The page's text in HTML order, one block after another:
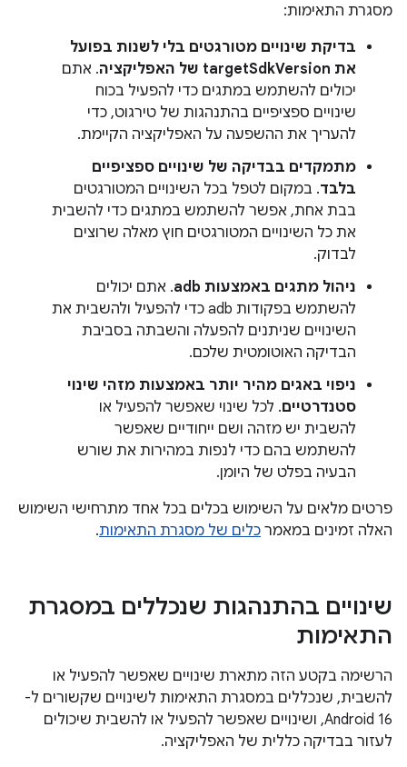
מסגרת התאימות:
בדיקת שינויים מטורגטים בלי לשנות בפועל
את targetSdkVersion של האפליקציה
. אתם
יכולים להשתמש במתגים כדי להפעיל בכוח
שינויים ספציפיים בהתנהגות של טירגוט, כדי
להעריך את ההשפעה על האפליקציה הקיימת.
מתמקדים בבדיקה של שינויים ספציפיים
בלבד. במקום לטפל בכל השינויים המטורגטים
בבת אחת, אפשר להשתמש במתגים כדי להשבית
את כל השינויים המטורגטים חוץ מאלה שרוצים
לבדוק.
ניהול מתגים באמצעות adb
. אתם יכולים
להשתמש בפקודות adb כדי להפעיל ולהשבית את
השינויים שניתנים להפעלה והשבתה בסביבת
הבדיקה האוטומטית שלכם.
ניפוי באגים מהיר יותר באמצעות מזהי שינוי
סטנדרטיים. לכל שינוי שאפשר להפעיל או
להשבית יש מזהה ושם ייחודיים שאפשר
להשתמש בהם כדי לנפות במהירות את שורש
הבעיה בפלט של היומן.
פרטים מלאים על השימוש בכלים בכל אחד מתרחישי השימוש
האלה זמינים במאמר כלים של מסגרת התאימות.
שינויים בהתנהגות שנכללים במסגרת
התאימות
הרשימה בקטע הזה מתארת שינויים שאפשר להפעיל או
להשבית, שנכללים במסגרת התאימות לשינויים שקשורים ל-
Android 16, ושינויים שאפשר להפעיל או להשבית שיכולים
לעזור בבדיקה כללית של האפליקציה.